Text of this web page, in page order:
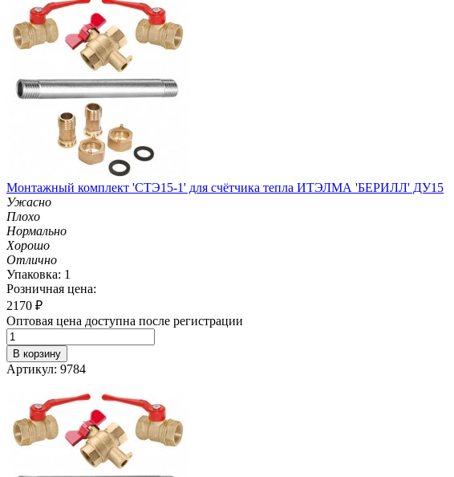
Монтажный комплект 'СТЭ15-1' для счётчика тепла ИТЭЛМА 'БЕРИЛЛ' ДУ15
Ужасно
Плохо
Нормально
Хорошо
Отлично
Упаковка: 1
Розничная цена:
2170 ₽
Оптовая цена доступна после регистрации
В корзину
Артикул: 9784